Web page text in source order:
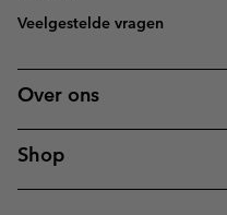
Veelgestelde vragen
Over ons
Shop